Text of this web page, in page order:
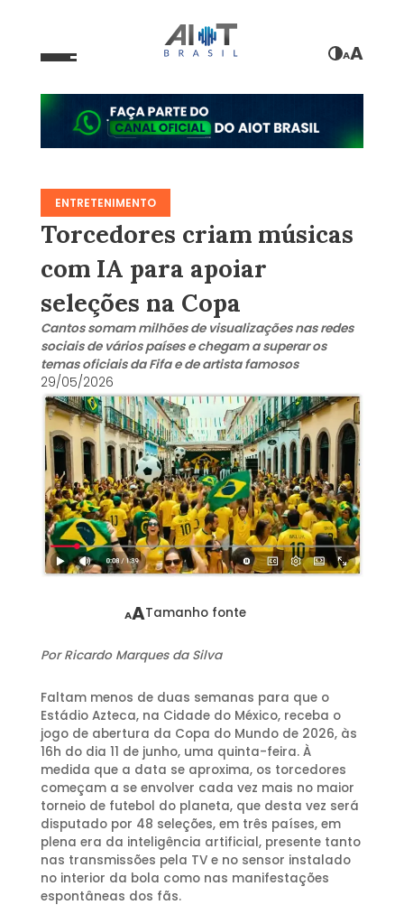
AA
ENTRETENIMENTO
Torcedores criam músicas
com IA para apoiar
seleções na Copa
Cantos somam milhões de visualizações nas redes
sociais de vários países e chegam a superar os
temas oficiais da Fifa e de artista famosos
29/05/2026
AATamanho fonte
Por Ricardo Marques da Silva
Faltam menos de duas semanas para que o
Estádio Azteca, na Cidade do México, receba o
jogo de abertura da Copa do Mundo de 2026, às
16h do dia 11 de junho, uma quinta-feira. À
medida que a data se aproxima, os torcedores
começam a se envolver cada vez mais no maior
torneio de futebol do planeta, que desta vez será
disputado por 48 seleções, em três países, em
plena era da inteligência artificial, presente tanto
nas transmissões pela TV e no sensor instalado
no interior da bola como nas manifestações
espontâneas dos fãs.